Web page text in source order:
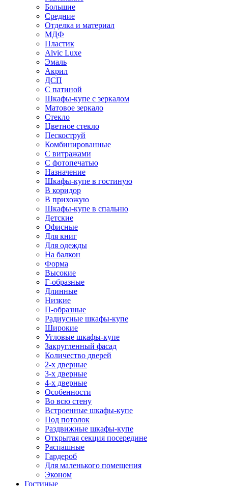
Большие
Средние
Отделка и материал
МДФ
Пластик
Alvic Luxe
Эмаль
Акрил
ДСП
С патиной
Шкафы-купе с зеркалом
Матовое зеркало
Стекло
Цветное стекло
Пескоструй
Комбинированные
С витражами
С фотопечатью
Назначение
Шкафы-купе в гостиную
В коридор
В прихожую
Шкафы-купе в спальню
Детские
Офисные
Для книг
Для одежды
На балкон
Форма
Высокие
Г-образные
Длинные
Низкие
П-образные
Радиусные шкафы-купе
Широкие
Угловые шкафы-купе
Закругленный фасад
Количество дверей
2-х дверные
3-х дверные
4-х дверные
Особенности
Во всю стену
Встроенные шкафы-купе
Под потолок
Раздвижные шкафы-купе
Открытая секция посередине
Распашные
Гардероб
Для маленького помещения
Эконом
Гостиные